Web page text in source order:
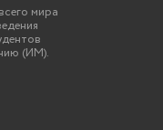
мира
(ИМ).